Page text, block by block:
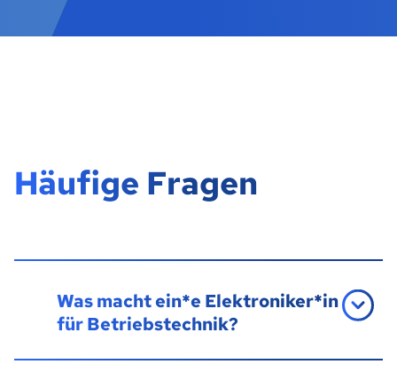
Häufige Fragen
Was macht ein*e Elektroniker*in
für Betriebstechnik?